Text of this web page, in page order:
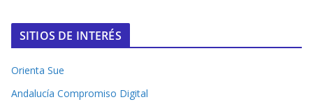
SITIOS DE INTERÉS
Orienta Sue
Andalucía Compromiso Digital